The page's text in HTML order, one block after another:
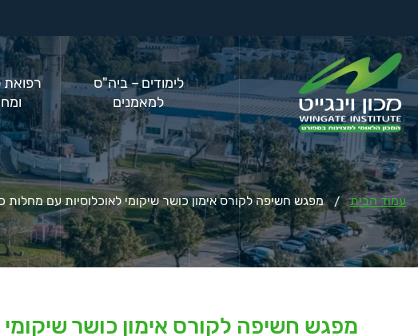
לימודים – ביה"ס
למאמנים
רפואת
עמוד הבית / מפגש חשיפה לקורס אימון כושר שיקומי לאוכלוסיות עם מחלות
מפגש חשיפה לקורס אימון כושר שיקומי